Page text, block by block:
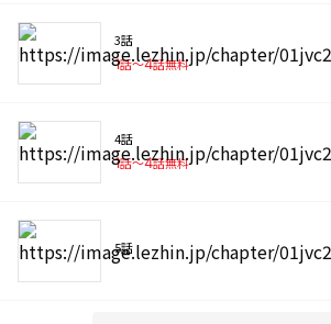
3話
1話〜4話無料
4話
1話〜4話無料
5話